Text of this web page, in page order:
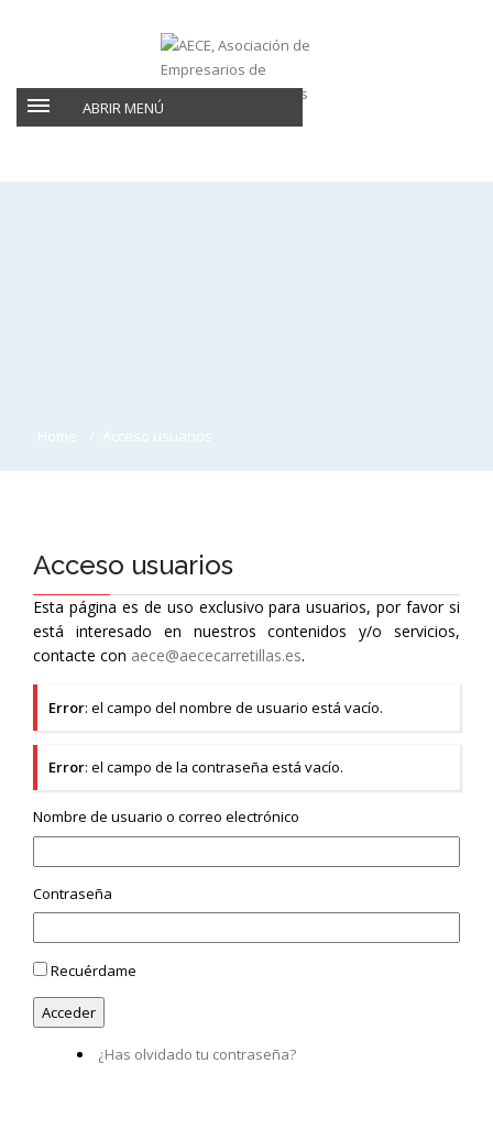
ABRIR MENÚ
Home Acceso usuarios
Acceso usuarios
Esta página es de uso exclusivo para usuarios, por favor si
está interesado en nuestros contenidos y/o servicios,
contacte con aece@aececarretillas.es.
Error: el campo del nombre de usuario está vacío.
Error: el campo de la contraseña está vacío.
Nombre de usuario o correo electrónico
Contraseña
Recuérdame
¿Has olvidado tu contraseña?